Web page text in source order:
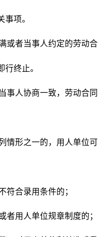
项。
或者当事人约定的劳动合
终止。
事人协商一致，劳动合同
情形之一的，用人单位可
合录用条件的；
用人单位规章制度的；